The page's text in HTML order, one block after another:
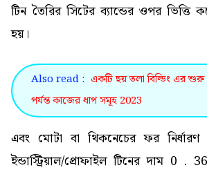
টিন তৈরির সিটের ব্যান্ডের ওপর ভিত্তি
হয়।
Also read : একটি ছয় তলা বিল্ডিং এর
পর্যন্ত কাজের ধাপ সমূহ 2023
এবং মোটা বা থিকনেচের ফর
ইন্ডাস্ট্রিয়াল/প্রোফাইল টিনের দাম 0 .